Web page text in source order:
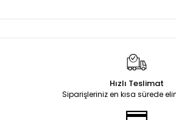
Hızlı Teslimat
Siparişleriniz en kısa sürede